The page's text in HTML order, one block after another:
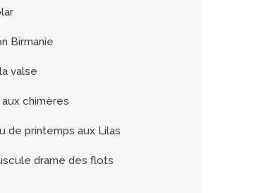
Birmanie
la valse
chimères
de printemps aux Lilas
drame des flots